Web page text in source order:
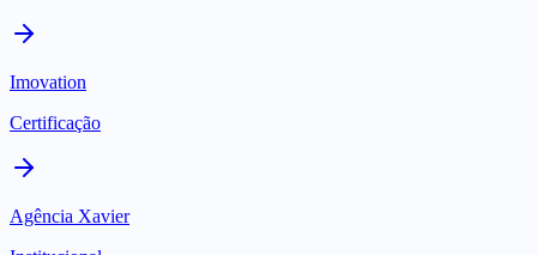
Imovation
Certificação
Agência Xavier